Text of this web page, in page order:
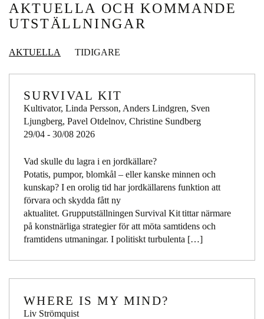
AKTUELLA OCH KOMMANDE
UTSTÄLLNINGAR
AKTUELLA TIDIGARE
SURVIVAL KIT
Kultivator, Linda Persson, Anders Lindgren, Sven
Ljungberg, Pavel Otdelnov, Christine Sundberg
29/04 - 30/08 2026
Vad skulle du lagra i en jordkällare?
Potatis, pumpor, blomkål – eller kanske minnen och
kunskap? I en orolig tid har jordkällarens funktion att
förvara och skydda fått ny
aktualitet. Grupputställningen Survival Kit tittar närmare
på konstnärliga strategier för att möta samtidens och
framtidens utmaningar. I politiskt turbulenta […]
WHERE IS MY MIND?
Liv Strömquist